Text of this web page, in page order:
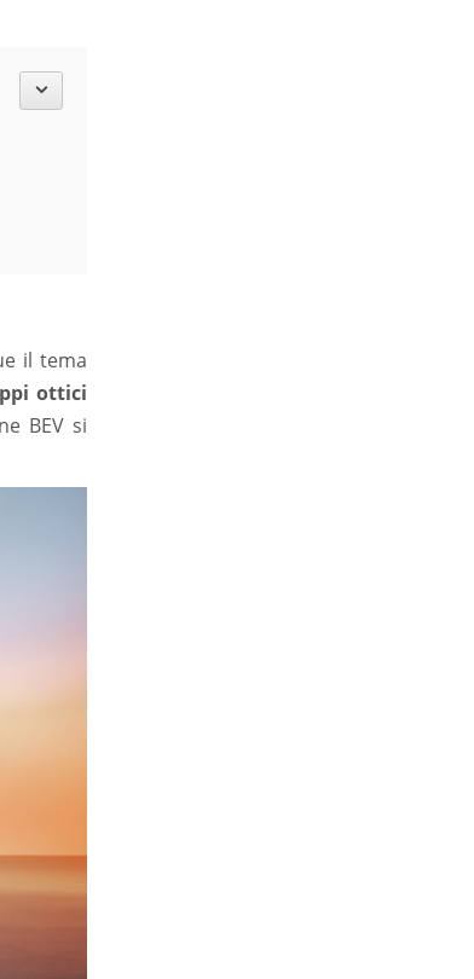
il tema
ottici
BEV si